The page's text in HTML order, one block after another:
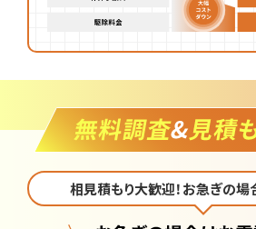
相見積もり大歓迎！お急ぎの場